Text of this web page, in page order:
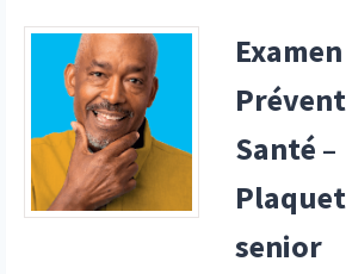
Santé –
senior